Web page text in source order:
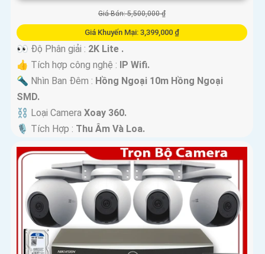
Giá Bán: 5,500,000 ₫
Giá Khuyến Mại: 3,399,000 ₫
️
👀 Độ Phân giải : 2K Lite .
👍 Tích hợp công nghệ : IP Wifi.
🔦 Nhìn Ban Đêm : Hồng Ngoại 10m Hồng Ngoại
SMD.
⛓ Loại Camera Xoay 360.
️🎙 Tích Hợp : Thu Âm Và Loa.